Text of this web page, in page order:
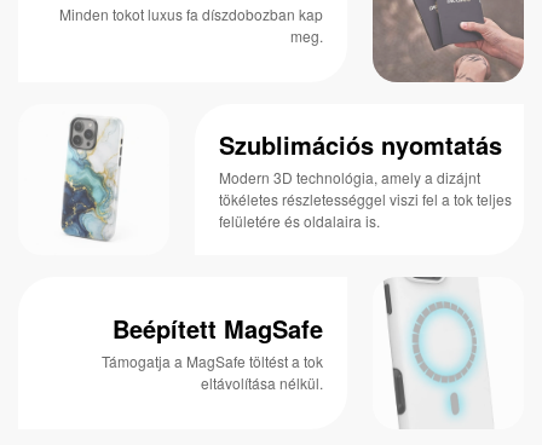
Minden tokot luxus fa díszdobozban kap
meg.
Szublimációs nyomtatás
Modern 3D technológia, amely a dizájnt
tökéletes részletességgel viszi fel a tok teljes
felületére és oldalaira is.
Beépített MagSafe
Támogatja a MagSafe töltést a tok
eltávolítása nélkül.